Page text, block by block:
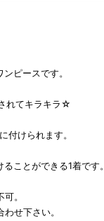
ピースです。
れてキラキラ☆
付けられます。
ことができる1着です。
。
せ下さい。